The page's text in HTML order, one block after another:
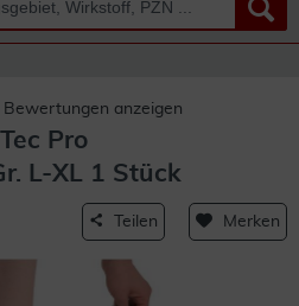
Bewertungen anzeigen
Pro
L-XL 1 Stück
Teilen Merken